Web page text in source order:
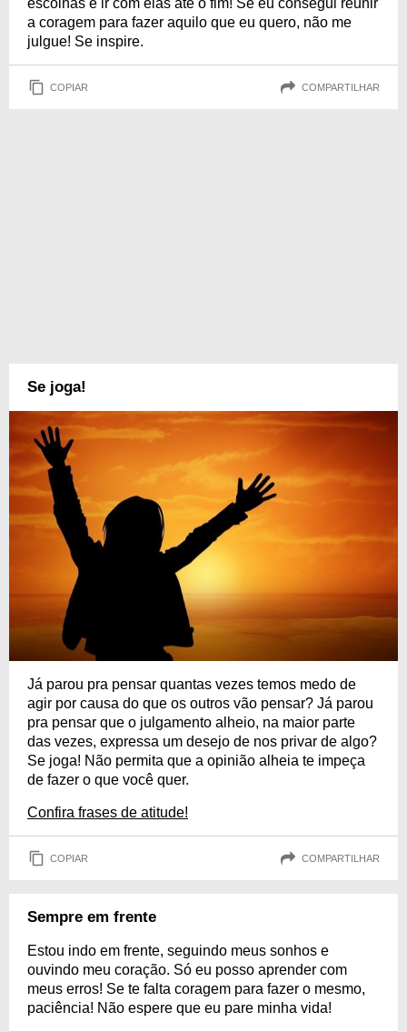
escolhas e ir com elas até o fim! Se eu consegui reunir
a coragem para fazer aquilo que eu quero, não me
julgue! Se inspire.
COPIAR COMPARTILHAR
Se joga!
Já parou pra pensar quantas vezes temos medo de
agir por causa do que os outros vão pensar? Já parou
pra pensar que o julgamento alheio, na maior parte
das vezes, expressa um desejo de nos privar de algo?
Se joga! Não permita que a opinião alheia te impeça
de fazer o que você quer.
Confira frases de atitude!
COPIAR COMPARTILHAR
Sempre em frente
Estou indo em frente, seguindo meus sonhos e
ouvindo meu coração. Só eu posso aprender com
meus erros! Se te falta coragem para fazer o mesmo,
paciência! Não espere que eu pare minha vida!